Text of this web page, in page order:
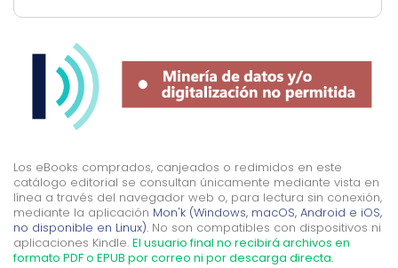
Los eBooks comprados, canjeados o redimidos en este
catálogo editorial se consultan únicamente mediante vista en
línea a través del navegador web o, para lectura sin conexión,
mediante la aplicación Mon'k (Windows, macOS, Android e iOS,
no disponible en Linux). No son compatibles con dispositivos ni
aplicaciones Kindle. El usuario final no recibirá archivos en
formato PDF o EPUB por correo ni por descarga directa.